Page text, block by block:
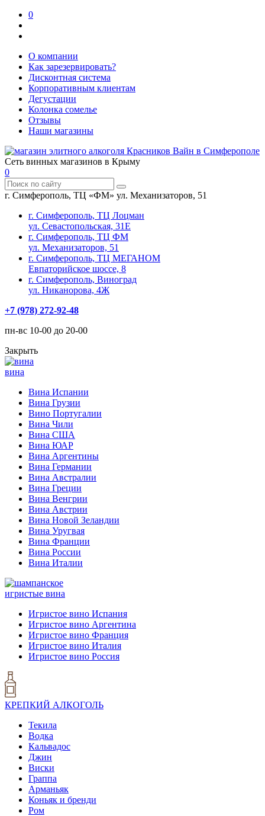
0
О компании
Как зарезервировать?
Дисконтная система
Корпоративным клиентам
Дегустации
Колонка сомелье
Отзывы
Наши магазины
Сеть винных магазинов в Крыму
0
г. Симферополь, ТЦ «ФМ» ул. Механизаторов, 51
г. Симферополь, ТЦ Лоцман
ул. Севастопольская, 31Е
г. Симферополь, ТЦ ФМ
ул. Механизаторов, 51
г. Симферополь, ТЦ МЕГАНОМ
Евпаторийское шоссе, 8
г. Симферополь, Виноград
ул. Никанорова, 4Ж
+7 (978) 272-92-48
пн-вс 10-00 до 20-00
Закрыть
вина
Вина Испании
Вина Грузии
Вино Португалии
Вина Чили
Вина США
Вина ЮАР
Вина Аргентины
Вина Германии
Вина Австралии
Вина Греции
Вина Венгрии
Вина Австрии
Вина Новой Зеландии
Вина Уругвая
Вина Франции
Вина России
Вина Италии
игристые вина
Игристое вино Испания
Игристое вино Аргентина
Игристое вино Франция
Игристое вино Италия
Игристое вино Россия
КРЕПКИЙ АЛКОГОЛЬ
Текила
Водка
Кальвадос
Джин
Виски
Граппа
Арманьяк
Коньяк и бренди
Ром